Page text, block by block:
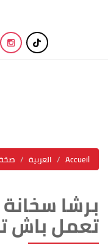
العربية Accueil
برشا
تعمل باش